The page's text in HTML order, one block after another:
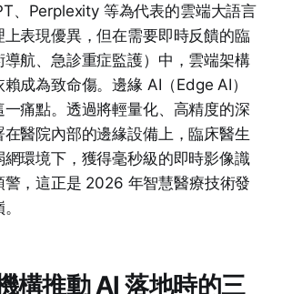
、Perplexity 等為代表的雲端大語言
表現優異，但在需要即時反饋的臨
導航、急診重症監護）中，雲端架構
成為致命傷。邊緣 AI（Edge AI）
一痛點。透過將輕量化、高精度的深
在醫院內部的邊緣設備上，臨床醫生
環境下，獲得毫秒級的即時影像識
警，這正是 2026 年智慧醫療技術發
構推動 AI 落地時的三